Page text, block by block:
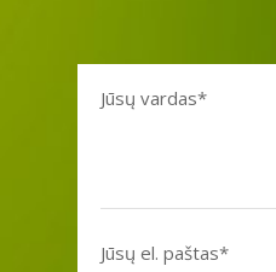
Jūsų vardas*
Jūsų el. paštas*